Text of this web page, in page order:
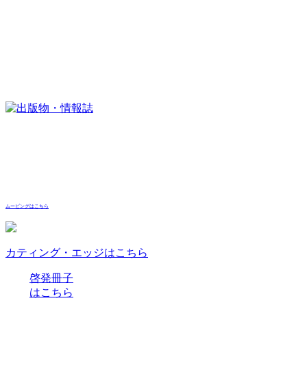
ムービングはこちら
カティング・エッジはこちら
啓発冊子
はこちら